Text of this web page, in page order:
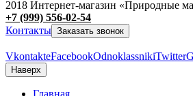
2018 Интернет-магазин «Природные
+7 (999) 556-02-54
Контакты Заказать звонок
VkontakteFacebookOdnoklassnikiTwitter
Наверх